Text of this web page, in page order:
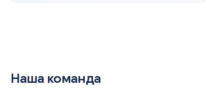
Наша команда